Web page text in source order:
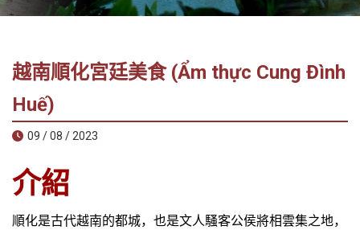
錫
遊
-
在
南
最
好
越南順化宮廷美食 (Ẩm thực Cung Đình
Huế)
09 / 08 / 2023
介紹
順化是古代越南的都城，也是文人騷客公侯將相雲集之地，